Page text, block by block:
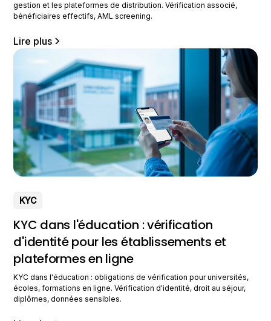
gestion et les plateformes de distribution. Vérification associé,
bénéficiaires effectifs, AML screening.
Lire plus
KYC
KYC dans l'éducation : vérification
d'identité pour les établissements et
plateformes en ligne
KYC dans l'éducation : obligations de vérification pour universités,
écoles, formations en ligne. Vérification d'identité, droit au séjour,
diplômes, données sensibles.